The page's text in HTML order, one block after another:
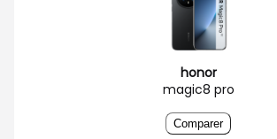
honor
magic8 pro
Comparer